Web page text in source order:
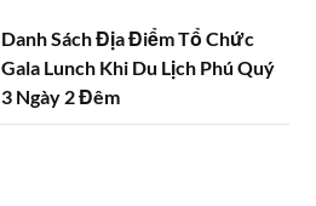
Danh Sách Địa Điểm Tổ Chức
Gala Lunch Khi Du Lịch Phú Quý
3 Ngày 2 Đêm